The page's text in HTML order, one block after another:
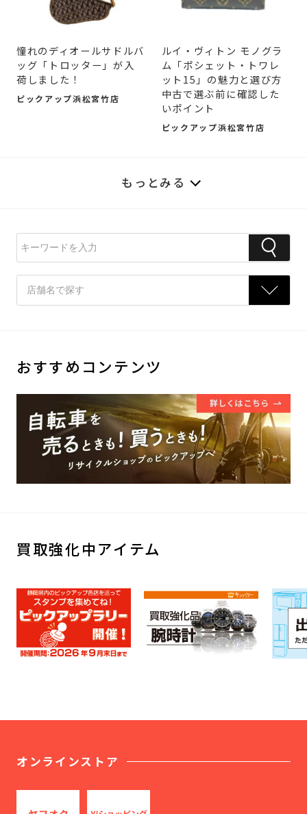
憧れのディオールサドルバ
ッグ「トロッター」が入
荷しました！
ピックアップ浜松宮竹店
ルイ・ヴィトン モノグラ
ム「ポシェット・トワレ
ット15」の魅力と選び方
中古で選ぶ前に確認した
いポイント
ピックアップ浜松宮竹店
もっとみる
おすすめコンテンツ
買取強化中アイテム
オンラインストア